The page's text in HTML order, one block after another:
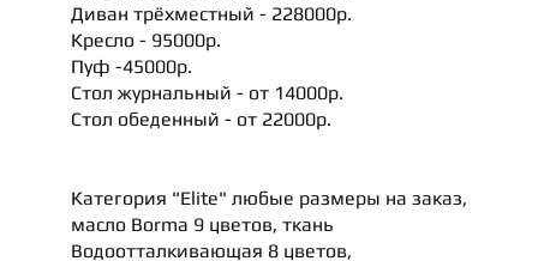
Диван трёхместный - 228000р.
Кресло - 95000р.
Пуф -45000р.
Стол журнальный - от 14000р.
Стол обеденный - от 22000р.
Категория "Elite" любые размеры на заказ,
масло Borma 9 цветов, ткань
Водоотталкивающая 8 цветов,